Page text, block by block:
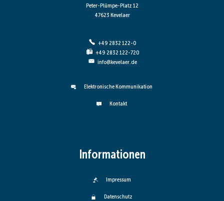
Peter-Plümpe-Platz 12
47623 Kevelaer
+49 2832 122-0
+49 2832 122-720
info@kevelaer.de
Elektronische Kommunikation
Kontakt
Informationen
Impressum
Datenschutz